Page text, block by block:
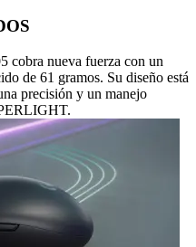
cobra nueva fuerza con un
de 61 gramos. Su diseño está
precisión y un manejo